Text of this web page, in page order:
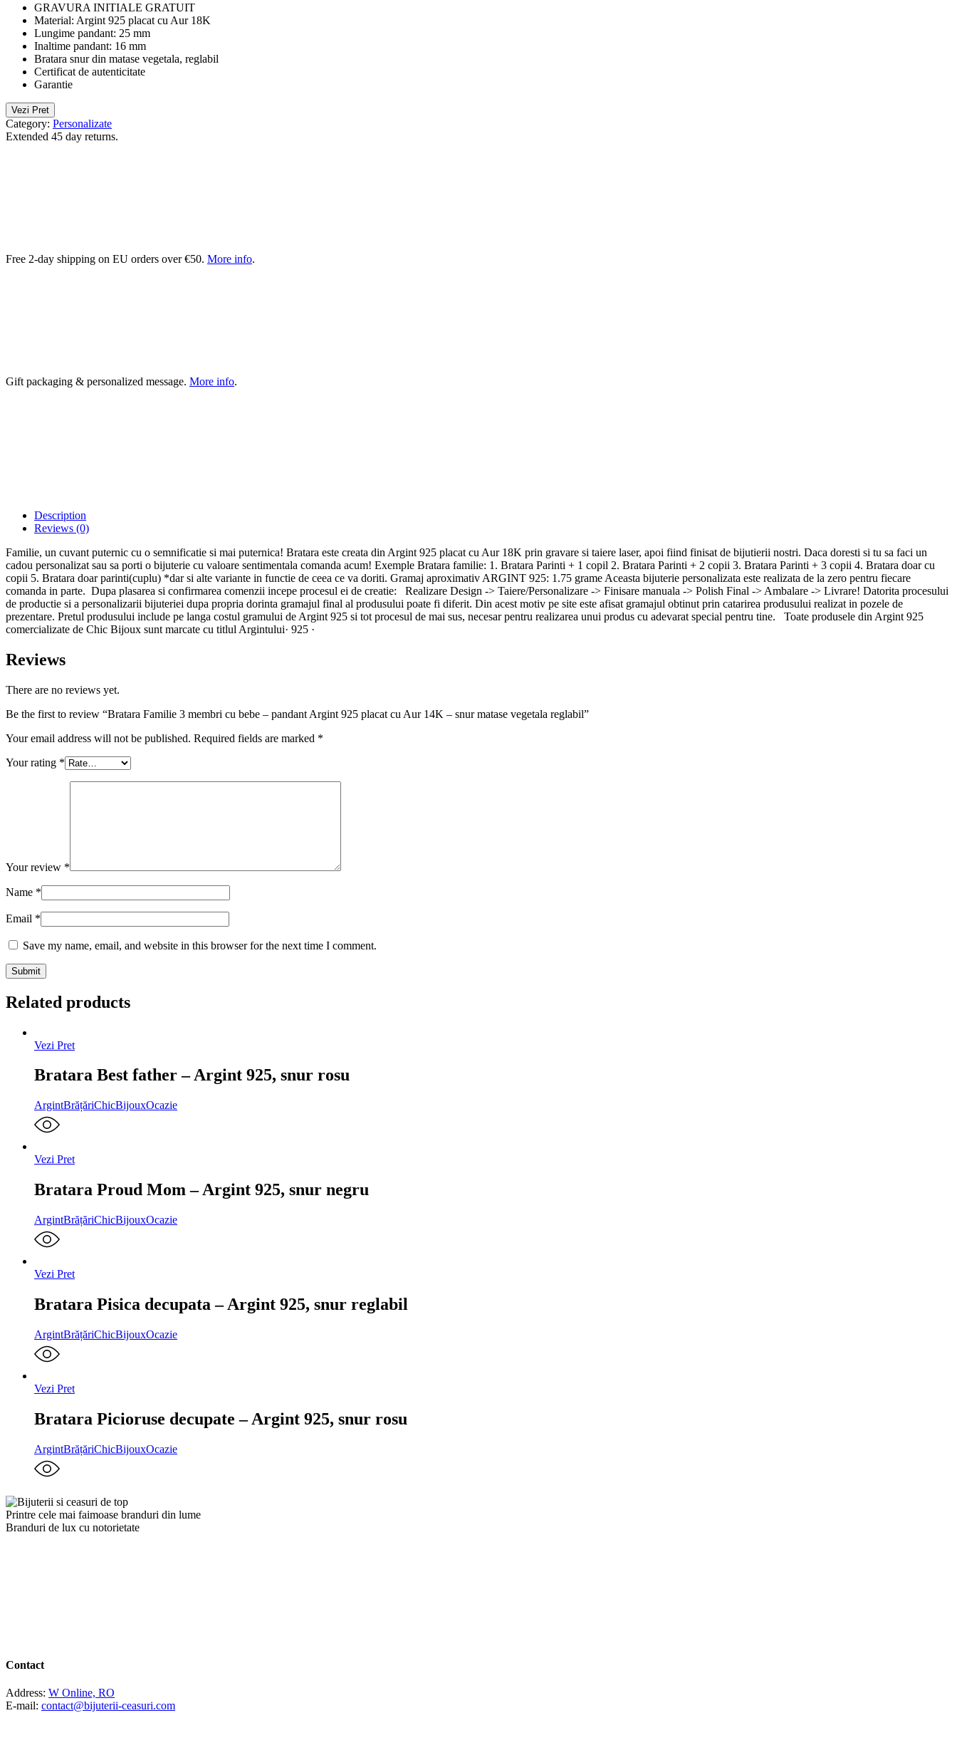
GRAVURA INITIALE GRATUIT
Material: Argint 925 placat cu Aur 18K
Lungime pandant: 25 mm
Inaltime pandant: 16 mm
Bratara snur din matase vegetala, reglabil
Certificat de autenticitate
Garantie
Vezi Pret
Category: Personalizate
Extended 45 day returns.
Free 2-day shipping on EU orders over €50. More info.
Gift packaging & personalized message. More info.
Description
Reviews (0)
Familie, un cuvant puternic cu o semnificatie si mai puternica! Bratara este creata din Argint 925 placat cu Aur 18K prin gravare si taiere laser, apoi fiind finisat de bijutierii nostri. Daca doresti si tu sa faci un
cadou personalizat sau sa porti o bijuterie cu valoare sentimentala comanda acum! Exemple Bratara familie: 1. Bratara Parinti + 1 copil 2. Bratara Parinti + 2 copii 3. Bratara Parinti + 3 copii 4. Bratara doar cu
copii 5. Bratara doar parinti(cuplu) *dar si alte variante in functie de ceea ce va doriti. Gramaj aproximativ ARGINT 925: 1.75 grame Aceasta bijuterie personalizata este realizata de la zero pentru fiecare
comanda in parte. Dupa plasarea si confirmarea comenzii incepe procesul ei de creatie: Realizare Design -> Taiere/Personalizare -> Finisare manuala -> Polish Final -> Ambalare -> Livrare! Datorita procesului
de productie si a personalizarii bijuteriei dupa propria dorinta gramajul final al produsului poate fi diferit. Din acest motiv pe site este afisat gramajul obtinut prin catarirea produsului realizat in pozele de
prezentare. Pretul produsului include pe langa costul gramului de Argint 925 si tot procesul de mai sus, necesar pentru realizarea unui produs cu adevarat special pentru tine. Toate produsele din Argint 925
comercializate de Chic Bijoux sunt marcate cu titlul Argintului· 925 ·
Reviews
There are no reviews yet.
Be the first to review “Bratara Familie 3 membri cu bebe – pandant Argint 925 placat cu Aur 14K – snur matase vegetala reglabil”
Your email address will not be published. Required fields are marked *
Your rating *
Your review *
Name *
Email *
Save my name, email, and website in this browser for the next time I comment.
Related products
Vezi Pret
Bratara Best father – Argint 925, snur rosu
ArgintBrățăriChicBijouxOcazie
Vezi Pret
Bratara Proud Mom – Argint 925, snur negru
ArgintBrățăriChicBijouxOcazie
Vezi Pret
Bratara Pisica decupata – Argint 925, snur reglabil
ArgintBrățăriChicBijouxOcazie
Vezi Pret
Bratara Picioruse decupate – Argint 925, snur rosu
ArgintBrățăriChicBijouxOcazie
Printre cele mai faimoase branduri din lume
Branduri de lux cu notorietate
Contact
Address: W Online, RO
E-mail: contact@bijuterii-ceasuri.com